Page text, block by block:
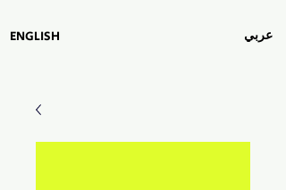
عربي ENGLISH